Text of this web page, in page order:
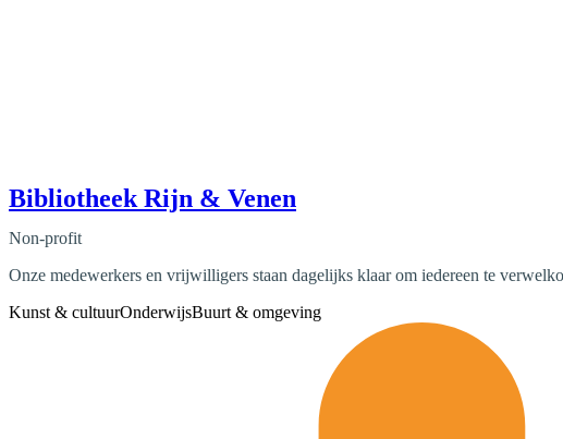
Bibliotheek Rijn & Venen
Non-profit
Onze medewerkers en vrijwilligers staan dagelijks klaar om iedereen te
Kunst & cultuurOnderwijsBuurt & omgeving